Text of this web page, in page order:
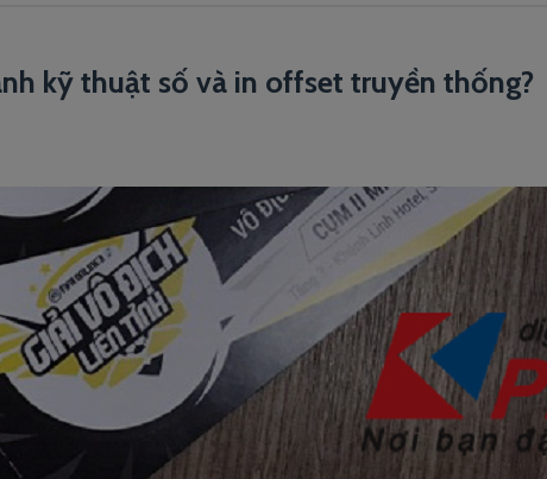
kỹ thuật số và in offset truyền thống?